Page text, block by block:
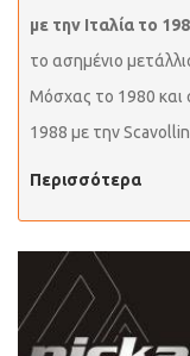
με την Ιταλία το
το ασημένιο
Μόσχας το 1980 και
1988 με την
Περισσότερα